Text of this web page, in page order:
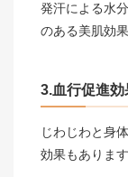
発汗による水
のある美肌効
3.血行促進効
じわじわと身
効果もあります